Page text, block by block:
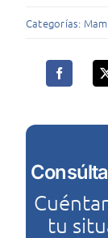
Categorías:
tu